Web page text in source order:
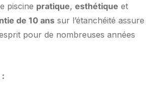
piscine pratique, esthétique et
de 10 ans sur l’étanchéité assure
pour de nombreuses années